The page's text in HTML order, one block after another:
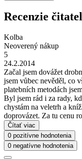
Recenzie
Kolba
Neoverený nákup
5
24.2.2014
Začal jsem dovážet
jsem vůbec nevěděl, co
platebních metodách
Byl jsem rád i za rady,
chystám na veletrh a
doprovázet. Za tu cenu
Čítať viac
0 pozitívne hodnotenia
0 negatívne hodnotenia